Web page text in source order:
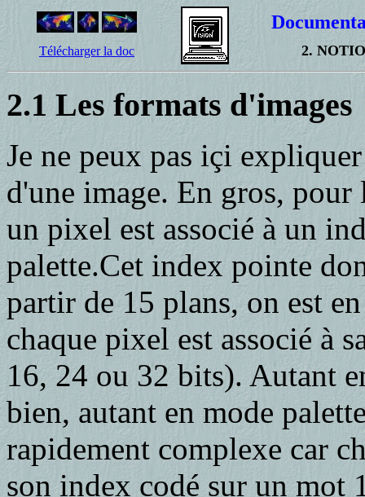
Télécharger la doc 2.
2.1 Les formats d'images
Je ne peux pas içi
d'une image. En gros, pour
un pixel est associé à un
palette.Cet index pointe
partir de 15 plans, on est
chaque pixel est associé à
16, 24 ou 32 bits). Autant
bien, autant en mode
rapidement complexe car
son index codé sur un